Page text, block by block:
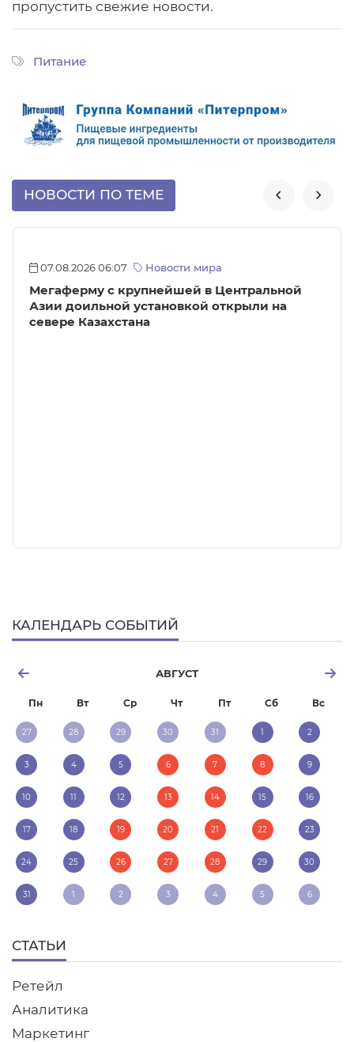
пропустить свежие новости.
Питание
НОВОСТИ ПО ТЕМЕ  
07.08.2026 06:07 Новости мира
Мегаферму с крупнейшей в Центральной
Азии доильной установкой открыли на
севере Казахстана
КАЛЕНДАРЬ СОБЫТИЙ
АВГУСТ
Пн Вт Ср Чт Пт Сб Вс
27 28 29 30 31 1 2
3 4 5 6 7 8 9
10 11 12 13 14 15 16
17 18 19 20 21 22 23
24 25 26 27 28 29 30
31 1 2 3 4 5 6
СТАТЬИ
Ретейл
Аналитика
Маркетинг